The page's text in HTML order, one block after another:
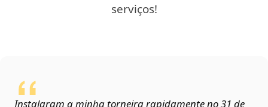
serviços!
Instalaram a minha torneira rapidamente no 31 de